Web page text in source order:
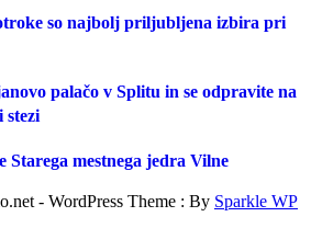
so najbolj priljubljena izbira pri
palačo v Splitu in se odpravite na
stezi
Starega mestnega jedra Vilne
- WordPress Theme : By Sparkle WP